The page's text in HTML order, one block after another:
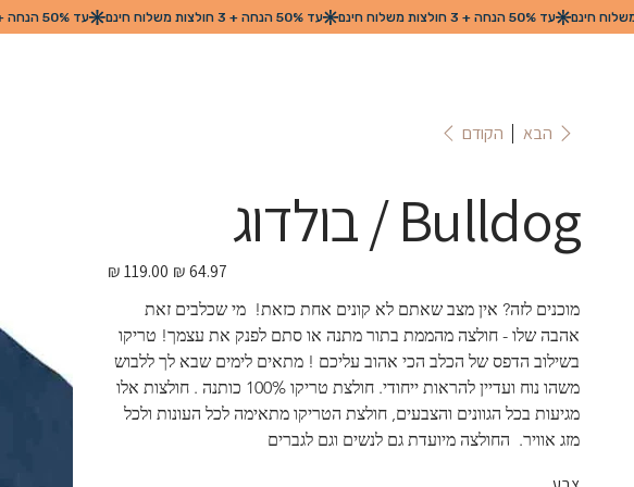
הקודם הבא
Bulldog / בולדוג
מחיר
מקורי
מחיר
מבצע
מוכנים לזה? אין מצב שאתם לא קונים אחת כזאת!  מי שכלבים זאת
אהבה שלו - חולצה מהממת בתור מתנה או סתם לפנק את עצמך! טריקו
בשילוב הדפס של הכלב הכי אהוב עליכם ! מתאים לימים שבא לך ללבוש
משהו נוח ועדיין להראות ייחודי. חולצת טריקו 100% כותנה . חולצות אלו
מגיעות בכל הגוונים והצבעים, חולצת הטריקו מתאימה לכל העונות ולכל
מזג אוויר.  החולצה מיועדת גם לנשים וגם לגברים